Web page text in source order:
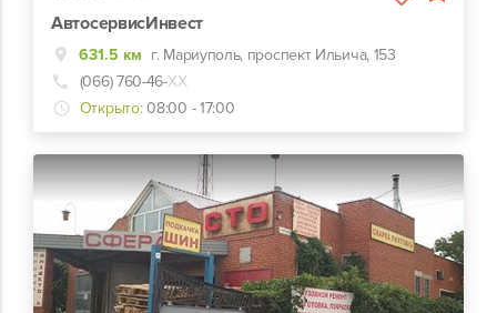
АвтосервисИнвест
631.5 км г. Мариуполь, проспект Ильича, 153
(066) 760-46-ХХ
Открыто: 08:00 - 17:00